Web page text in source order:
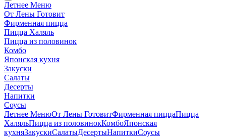
Летнее Меню
От Лены Готовит
Фирменная пицца
Пицца Халяль
Пицца из половинок
Комбо
Японская кухня
Закуски
Салаты
Десерты
Напитки
Соусы
Летнее МенюОт Лены ГотовитФирменная пиццаПицца
ХаляльПицца из половинокКомбоЯпонская
кухняЗакускиСалатыДесертыНапиткиСоусы